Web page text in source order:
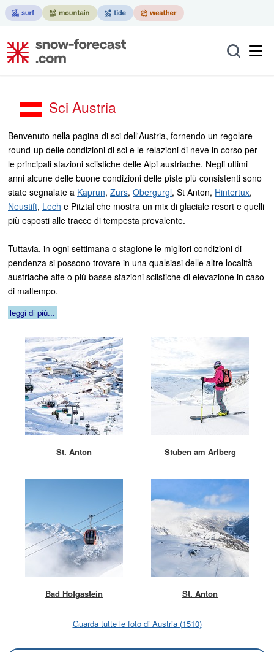
Sci Austria
Benvenuto nella pagina di sci dell'Austria, fornendo un regolare
round-up delle condizioni di sci e le relazioni di neve in corso per
le principali stazioni sciistiche delle Alpi austriache. Negli ultimi
anni alcune delle buone condizioni delle piste più consistenti sono
state segnalate a Kaprun, Zurs, Obergurgl, St Anton, Hintertux,
Neustift, Lech e Pitztal che mostra un mix di glaciale resort e quelli
più esposti alle tracce di tempesta prevalente.
Tuttavia, in ogni settimana o stagione le migliori condizioni di
pendenza si possono trovare in una qualsiasi delle altre località
austriache alte o più basse stazioni sciistiche di elevazione in caso
di maltempo.
leggi di più...
St. Anton Stuben am Arlberg
Bad Hofgastein St. Anton
Guarda tutte le foto di Austria (1510)